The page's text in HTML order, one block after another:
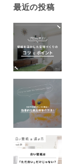
最近の投稿